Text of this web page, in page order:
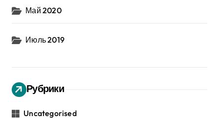
Май 2020
Июль 2019
Рубрики
Uncategorised